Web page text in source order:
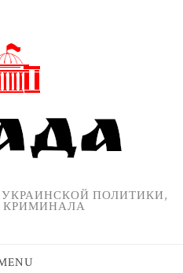
ПОЛИТИКИ,
КРИМИНАЛА